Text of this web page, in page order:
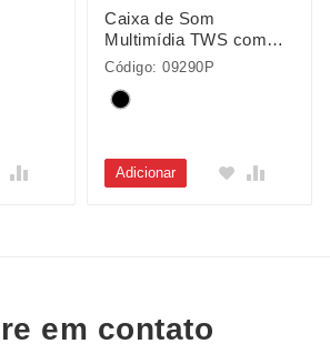
Caixa de Som
Multimídia TWS com
Luzes RGB
Código: 09290P
Adicionar
em contato